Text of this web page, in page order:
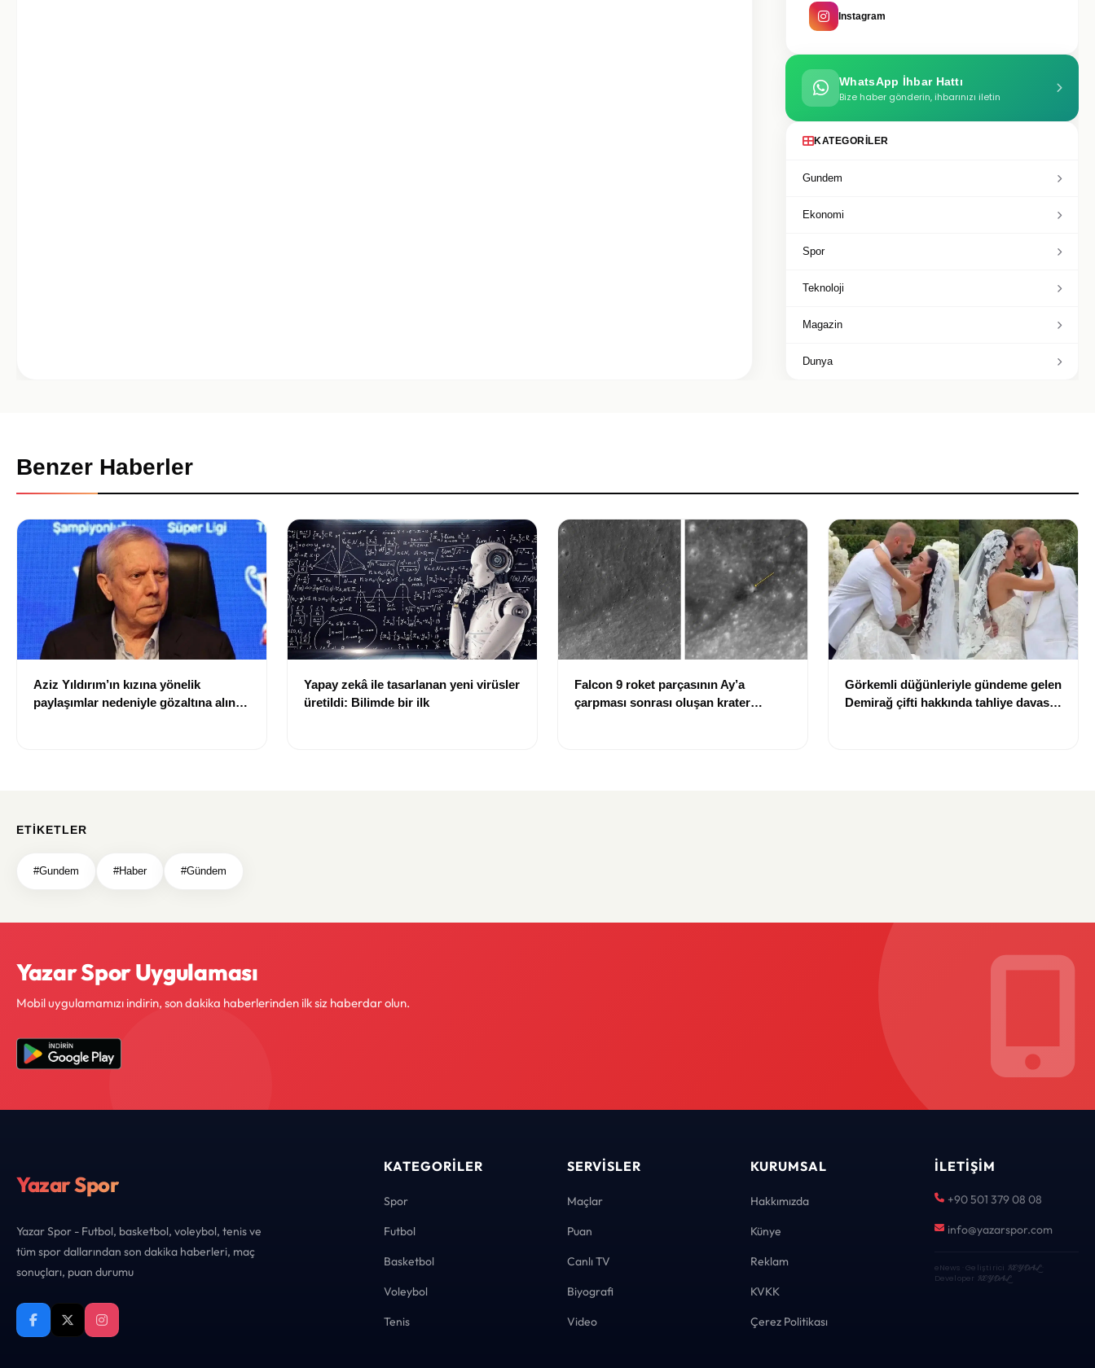
Instagram
WhatsApp İhbar Hattı
Bize haber gönderin, ihbarınızı iletin
KATEGORILER
Gundem
Ekonomi
Spor
Teknoloji
Magazin
Dunya
Benzer Haberler
Aziz Yıldırım’ın kızına yönelik
paylaşımlar nedeniyle gözaltına alınan
Yapay zekâ ile tasarlanan yeni virüsler
üretildi: Bilimde bir ilk
Falcon 9 roket parçasının Ay’a
çarpması sonrası oluşan krater
Görkemli düğünleriyle gündeme gelen
Demirağ çifti hakkında tahliye davası
ETIKETLER
#Gundem #Haber #Gündem
Yazar Spor Uygulaması
Mobil uygulamamızı indirin, son dakika haberlerinden ilk siz haberdar olun.
Yazar Spor
Yazar Spor - Futbol, basketbol, voleybol, tenis ve
tüm spor dallarından son dakika haberleri, maç
sonuçları, puan durumu
KATEGORILER
Spor
Futbol
Basketbol
Voleybol
Tenis
SERVISLER
Maçlar
Puan
Canlı TV
Biyografi
Video
KURUMSAL
Hakkımızda
Künye
Reklam
KVKK
Çerez Politikası
İLETIŞIM
+90 501 379 08 08
info@yazarspor.com
eNews · Geliştirici KEYDAL·
Developer KEYDAL